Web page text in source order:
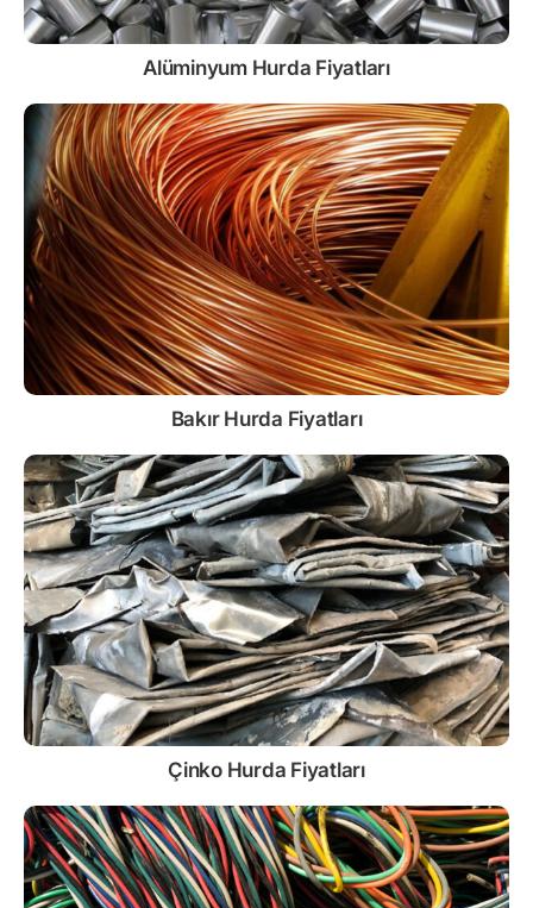
Alüminyum Hurda Fiyatları
Bakır Hurda Fiyatları
Çinko Hurda Fiyatları